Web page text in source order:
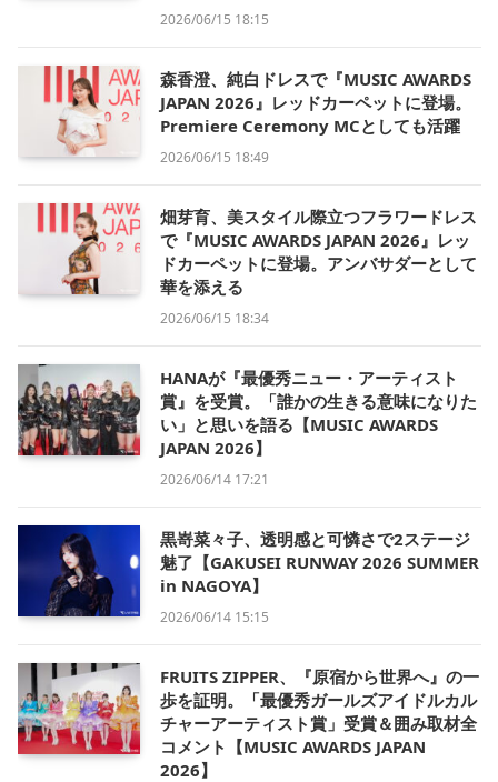
2026/06/15 18:15
森香澄、純白ドレスで『MUSIC AWARDS
JAPAN 2026』レッドカーペットに登場。
Premiere Ceremony MCとしても活躍
2026/06/15 18:49
畑芽育、美スタイル際立つフラワードレス
で『MUSIC AWARDS JAPAN 2026』レッ
ドカーペットに登場。アンバサダーとして
華を添える
2026/06/15 18:34
HANAが『最優秀ニュー・アーティスト
賞』を受賞。「誰かの生きる意味になりた
い」と思いを語る【MUSIC AWARDS
JAPAN 2026】
2026/06/14 17:21
黒嵜菜々子、透明感と可憐さで2ステージ
魅了【GAKUSEI RUNWAY 2026 SUMMER
in NAGOYA】
2026/06/14 15:15
FRUITS ZIPPER、『原宿から世界へ』の一
歩を証明。「最優秀ガールズアイドルカル
チャーアーティスト賞」受賞＆囲み取材全
コメント【MUSIC AWARDS JAPAN
2026】